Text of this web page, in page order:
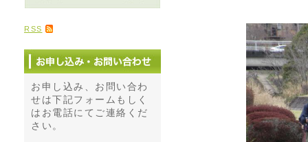
RSS
お申し込み、お問い合わ
せは下記フォームもしく
はお電話にてご連絡くだ
さい。